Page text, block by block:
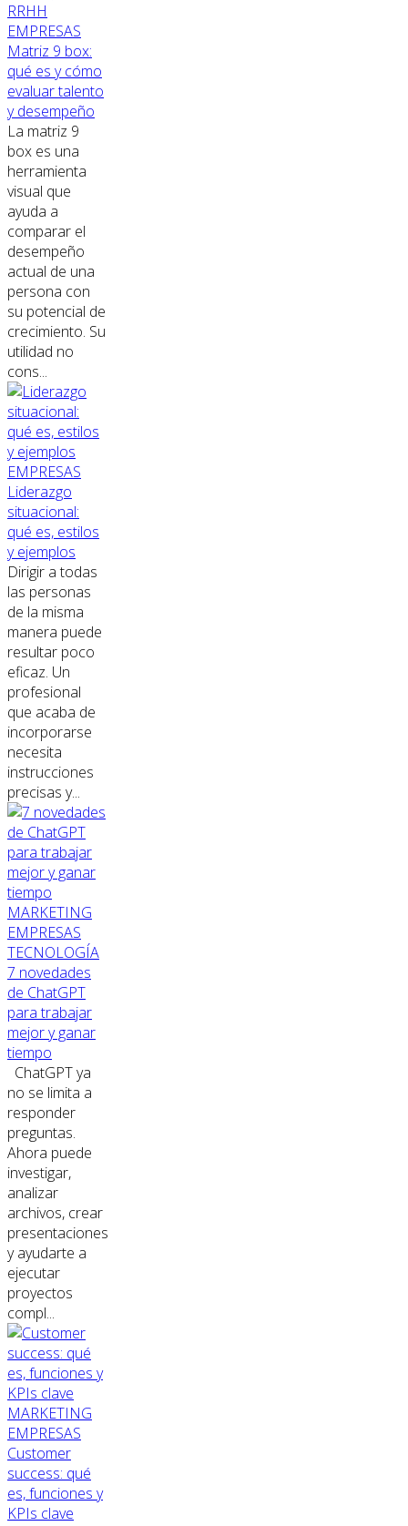
RRHH
EMPRESAS
Matriz 9 box:
qué es y cómo
evaluar talento
y desempeño
La matriz 9
box es una
herramienta
visual que
ayuda a
comparar el
desempeño
actual de una
persona con
su potencial de
crecimiento. Su
utilidad no
cons...
EMPRESAS
Liderazgo
situacional:
qué es, estilos
y ejemplos
Dirigir a todas
las personas
de la misma
manera puede
resultar poco
eficaz. Un
profesional
que acaba de
incorporarse
necesita
instrucciones
precisas y...
MARKETING
EMPRESAS
TECNOLOGÍA
7 novedades
de ChatGPT
para trabajar
mejor y ganar
tiempo
ChatGPT ya
no se limita a
responder
preguntas.
Ahora puede
investigar,
analizar
archivos, crear
presentaciones
y ayudarte a
ejecutar
proyectos
compl...
MARKETING
EMPRESAS
Customer
success: qué
es, funciones y
KPIs clave